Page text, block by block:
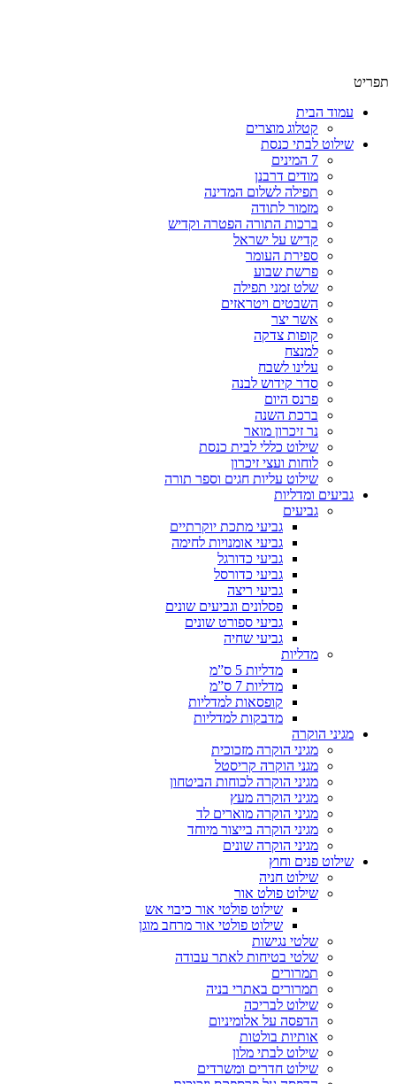
תפריט
עמוד הבית
קטלוג מוצרים
שילוט לבתי כנסת
7 המינים
מודים דרבנן
תפילה לשלום המדינה
מזמור לתודה
ברכות התורה הפטרה וקדיש
קדיש על ישראל
ספירת העומר
פרשת שבוע
שלט זמני תפילה
השבטים ויטראזים
אשר יצר
קופות צדקה
למנצח
עלינו לשבח
סדר קידוש לבנה
פרנס היום
ברכת השנה
נר זיכרון מואר
שילוט כללי לבית כנסת
לוחות ועצי זיכרון
שילוט עליות חגים וספר תורה
גביעים ומדליות
גביעים
גביעי מתכת יוקרתיים
גביעי אומנויות לחימה
גביעי כדורגל
גביעי כדורסל
גביעי ריצה
פסלונים וגביעים שונים
גביעי ספורט שונים
גביעי שחיה
מדליות
מדליות 5 ס”מ
מדליות 7 ס”מ
קופסאות למדליות
מדבקות למדליות
מגיני הוקרה
מגיני הוקרה מזכוכית
מגני הוקרה קריסטל
מגיני הוקרה לכוחות הביטחון
מגיני הוקרה מעץ
מגיני הוקרה מוארים לד
מגיני הוקרה בייצור מיוחד
מגיני הוקרה שונים
שילוט פנים וחוץ
שילוט חניה
שילוט פולט אור
שילוט פולטי אור כיבוי אש
שילוט פולטי אור מרחב מוגן
שלטי נגישות
שלטי בטיחות לאתר עבודה
תמרורים
תמרורים באתרי בניה
שילוט לבריכה
הדפסה על אלומיניום
אותיות בולטות
שילוט לבתי מלון
שילוט חדרים ומשרדים